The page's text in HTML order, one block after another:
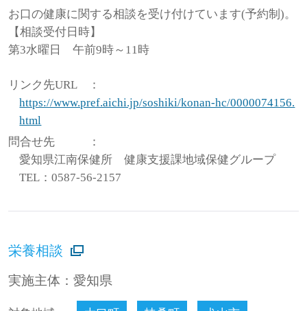
お口の健康に関する相談を受け付けています(予約制)。
【相談受付日時】
第3水曜日 午前9時～11時
リンク先URL
：
https://www.pref.aichi.jp/soshiki/konan-hc/0000074156.
html
問合せ先
：
愛知県江南保健所 健康支援課地域保健グループ
TEL：0587-56-2157
栄養相談
実施主体：愛知県